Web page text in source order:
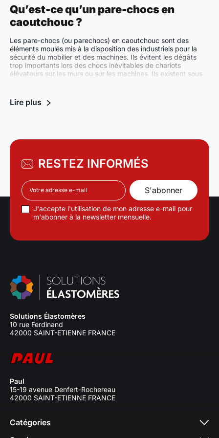
plupart des supports.
Qu’est-ce qu’un pare-chocs en
caoutchouc ?
Les pare-chocs (ou parechocs) en caoutchouc sont des
éléments moulés mis à la disposition des industriels pour la
sécurité du mobilier et des machines. Ils évitent les dégâts
trop importants lors des chocs inévitables de chariots
élévateurs sur les murs ou sur les machines. Ils existent sous
RESTEZ INFORMÉS
J'accepte l'utilisation de mon adresse e-mail pour
m'abonner à la newsletter mensuelle.
Solutions Élastomères
10 rue Ferdinand
42000 SAINT-ETIENNE FRANCE
Paul
15-19 avenue Denfert-Rochereau
42000 SAINT-ETIENNE FRANCE
Catégories